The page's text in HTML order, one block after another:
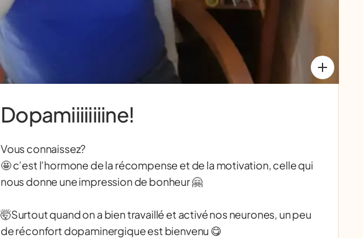
Dopamiiiiiiiine!
Vous connaissez?
🤩 c’est l’hormone de la récompense et de la motivation, celle qui
nous donne une impression de bonheur 🤗
🤯Surtout quand on a bien travaillé et activé nos neurones, un peu
de réconfort dopaminergique est bienvenu 😋